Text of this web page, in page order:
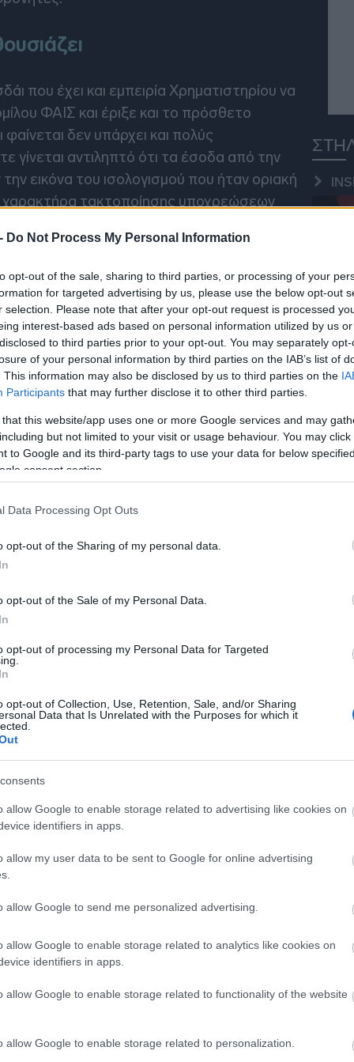
Do Not Process My Personal Information
opt-out of the sale, sharing to third parties, or processing of your
for targeted advertising by us, please use the below opt-out
selection. Please note that after your opt-out request is processed
interest-based ads based on personal information utilized by us
to third parties prior to your opt-out. You may separately
of your personal information by third parties on the IAB’s list of
This information may also be disclosed by us to third parties on the
Participants that may further disclose it to other third parties.
that this website/app uses one or more Google services and may
but not limited to your visit or usage behaviour. You may
to Google and its third-party tags to use your data for below
consent section.
Data Processing Opt Outs
opt-out of the Sharing of my personal data.
opt-out of the Sale of my Personal Data.
opt-out of processing my Personal Data for Targeted
opt-out of Collection, Use, Retention, Sale, and/or Sharing
Data that Is Unrelated with the Purposes for which it
allow Google to enable storage related to advertising like cookies on
identifiers in apps.
allow my user data to be sent to Google for online advertising
allow Google to send me personalized advertising.
allow Google to enable storage related to analytics like cookies on
identifiers in apps.
allow Google to enable storage related to functionality of the website
allow Google to enable storage related to personalization.
που έχει και εμπειρία Χρηματιστηρίου να
ΦΑΙΣ και έριξε και το πρόσθετο
δεν υπάρχει και πολύς
γίνεται αντιληπτό ότι τα έσοδα από την
εικόνα του ισολογισμού που ήταν οριακή
χαρακτήρα τακτοποίησης υποχρεώσεων
που είχαν μείνει από την
πιστωτική επέκταση ύψους 3,8 δισ. ευρώ
ευρώ πιστωτική επέκταση. Όπως και να
των προβλέψεων για όλα τα
του έτους. Κατά τα λοιπά η διοίκηση
πρόβλημα σε ό,τι αφορά τον τουρισμό
ότι δείχνει να επωφελείται από
των ευρωπαϊκών κυβερνήσεων για την
από τις υψηλές τιμές ενέργειας
δημόσια οικονομικά
περιορισμένες σε σχέση με το
όπως οι μειώσεις φόρων στα καύσιμα.
εφαρμόσει πιο στοχευμένες πολιτικές
11:16
11:04
10:48
10:36
08:32
Tip